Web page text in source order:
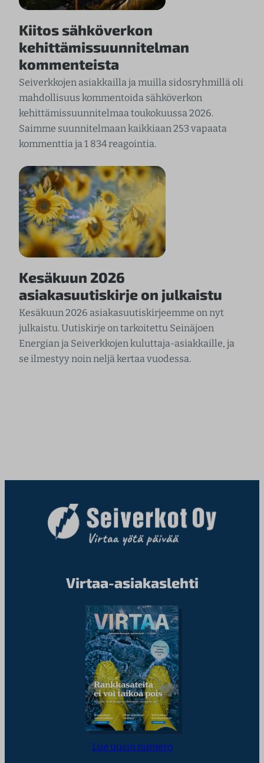
Kiitos sähköverkon
kehittämissuunnitelman
kommenteista
Seiverkkojen asiakkailla ja muilla sidosryhmillä oli
mahdollisuus kommentoida sähköverkon
kehittämissuunnitelmaa toukokuussa 2026.
Saimme suunnitelmaan kaikkiaan 253 vapaata
kommenttia ja 1 834 reagointia.
Kesäkuun 2026
asiakasuutiskirje on julkaistu
Kesäkuun 2026 asiakasuutiskirjeemme on nyt
julkaistu. Uutiskirje on tarkoitettu Seinäjoen
Energian ja Seiverkkojen kuluttaja-asiakkaille, ja
se ilmestyy noin neljä kertaa vuodessa.
Virtaa-asiakaslehti
Lue uusin numero